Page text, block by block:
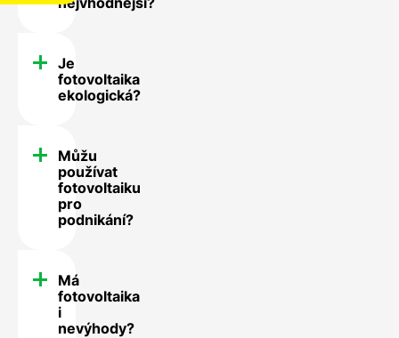
Je
fotovoltaika
ekologická?
Můžu
používat
fotovoltaiku
pro
podnikání?
Má
fotovoltaika
i
nevýhody?